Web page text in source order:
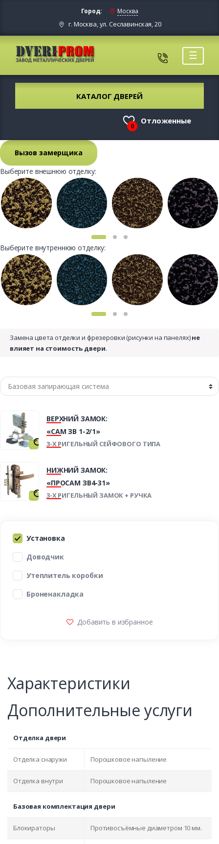
Город: Москва
г. Москва, ул. Сеславинская, 20
☰
КАТАЛОГ ДВЕРЕЙ
0
Отложенные
Вызов замерщика
Выберите внешнюю отделку:
Выберите внутреннюю отделку:
Замена цвета отделки и фрезеровки (рисунки на панелях)не
влияет на стоимость двери.
ВЕРХНИЙ ЗАМОК:
«САМ ЗВ 1-2/1»
3-Х РИГЕЛЬНЫЙ СЕЙФОВОГО ТИПА
НИЖНИЙ ЗАМОК:
«ПРОСАМ ЗВ4-31»
3-Х РИГЕЛЬНЫЙ ЗАМОК + РУЧКА
Установка
Доводчик
Утеплитель коробки
Броненакладка
Добавить в избранное
Характеристики
Дополнительные услуги
Отделка двери
Отделка снаружи Порошковое напыление
Отделка внутри Порошковое напыление
Базовая комплектация двери
Блокираторы Противосъёмные диаметром 10 мм.